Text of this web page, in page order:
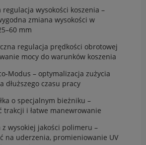
regulacja wysokości koszenia –
zmiana wysokości w
mm
regulacja prędkości obrotowej
mocy do warunków koszenia
Modus – optymalizacja zużycia
dłuższego czasu pracy
o specjalnym bieżniku –
trakcji i łatwe manewrowanie
z wysokiej jakości polimeru –
na uderzenia, promieniowanie UV